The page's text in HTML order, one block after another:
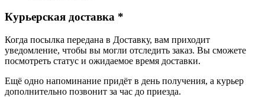
Курьерская доставка *
Когда посылка передана в Доставку, вам приходит
уведомление, чтобы вы могли отследить заказ. Вы сможете
посмотреть статус и ожидаемое время доставки.
Ещё одно напоминание придёт в день получения, а курьер
дополнительно позвонит за час до приезда.